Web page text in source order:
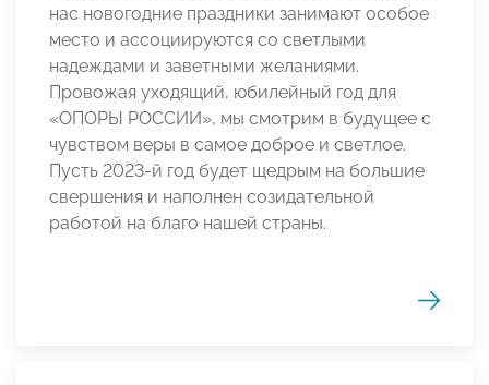
нас новогодние праздники занимают особое
место и ассоциируются со светлыми
надеждами и заветными желаниями.
Провожая уходящий, юбилейный год для
«ОПОРЫ РОССИИ», мы смотрим в будущее с
чувством веры в самое доброе и светлое.
Пусть 2023-й год будет щедрым на большие
свершения и наполнен созидательной
работой на благо нашей страны.